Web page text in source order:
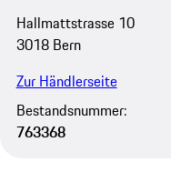
Hallmattstrasse 10
3018 Bern
Zur Händlerseite
Bestandsnummer:
763368